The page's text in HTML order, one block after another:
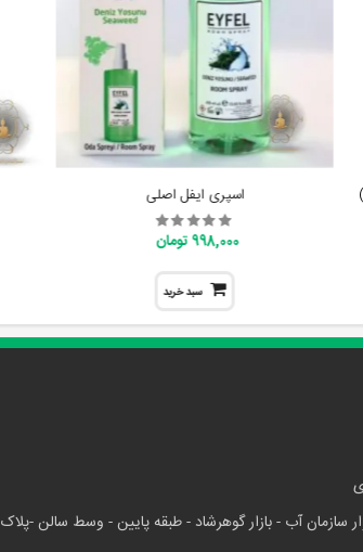
اسپری ایفل اصلی
998,000 تومان
سبد خرید
سازمان آب - بازار گوهرشاد - طبقه پایین - وسط سالن -پلاک ۱۲۲